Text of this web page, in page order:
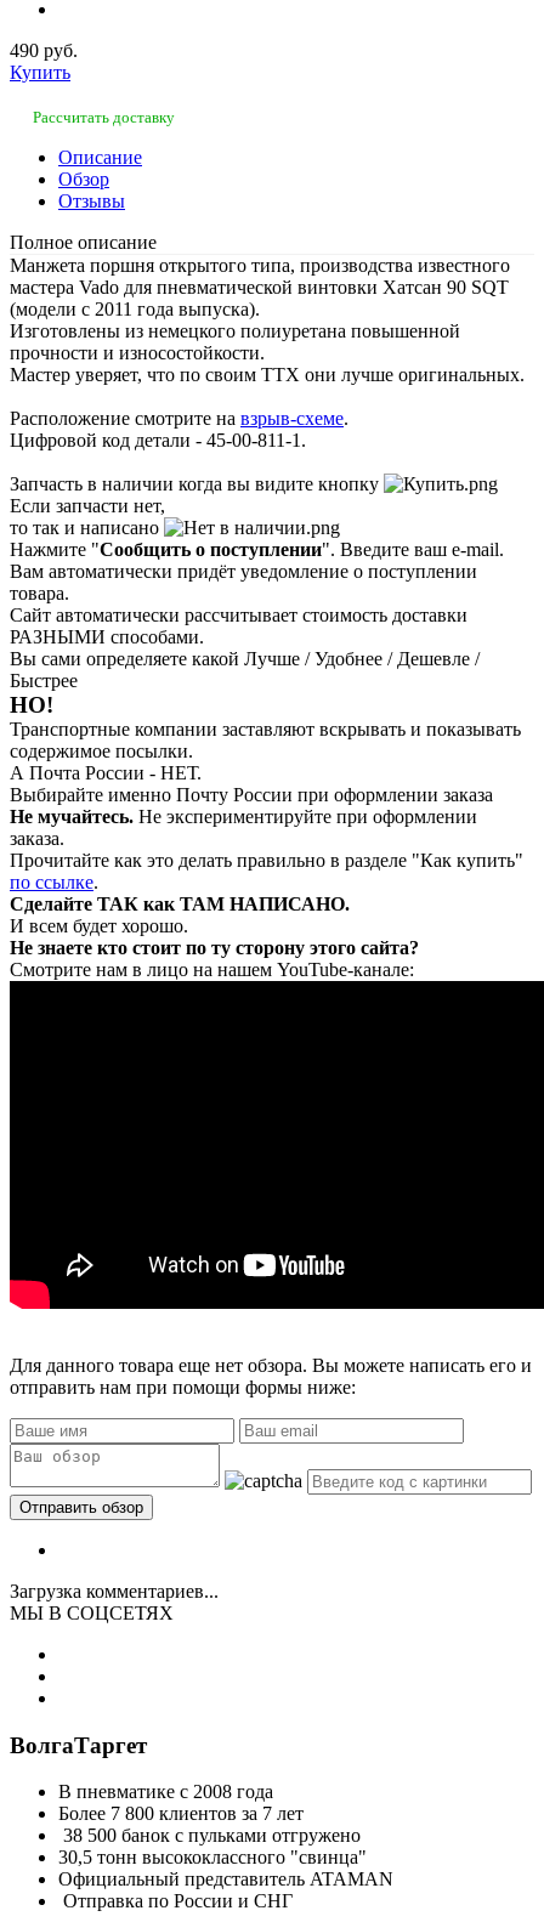
490 руб.
Купить
Рассчитать доставку
Описание
Обзор
Отзывы
Полное описание
Манжета поршня открытого типа, производства известного
мастера Vado для пневматической винтовки Хатсан 90 SQT
(модели с 2011 года выпуска).
Изготовлены из немецкого полиуретана повышенной
прочности и износостойкости.
Мастер уверяет, что по своим ТТХ они лучше оригинальных.
Расположение смотрите на взрыв-схеме.
Цифровой код детали - 45-00-811-1.
Запчасть в наличии когда вы видите кнопку
Если запчасти нет,
то так и написано
Нажмите "Сообщить о поступлении". Введите ваш e-mail.
Вам автоматически придёт уведомление о поступлении
товара.
Сайт автоматически рассчитывает стоимость доставки
РАЗНЫМИ способами.
Вы сами определяете какой Лучше / Удобнее / Дешевле /
Быстрее
НО!
Транспортные компании заставляют вскрывать и показывать
содержимое посылки.
А Почта России - НЕТ.
Выбирайте именно Почту России при оформлении заказа
Не мучайтесь. Не экспериментируйте при оформлении
заказа.
Прочитайте как это делать правильно в разделе "Как купить"
по ссылке.
Сделайте ТАК как ТАМ НАПИСАНО.
И всем будет хорошо.
Не знаете кто стоит по ту сторону этого сайта?
Смотрите нам в лицо на нашем YouTube-канале:
Для данного товара еще нет обзора. Вы можете написать его и
отправить нам при помощи формы ниже:
Загрузка комментариев...
МЫ В СОЦСЕТЯХ
ВолгаТаргет
В пневматике с 2008 года
Более 7 800 клиентов за 7 лет
38 500 банок с пульками отгружено
30,5 тонн высококлассного "свинца"
Официальный представитель ATAMAN
Отправка по России и СНГ